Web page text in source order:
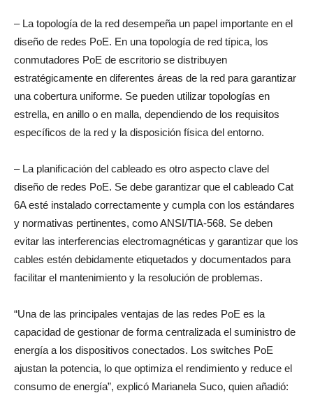
– La topología de la red desempeña un papel importante en el
diseño de redes PoE. En una topología de red típica, los
conmutadores PoE de escritorio se distribuyen
estratégicamente en diferentes áreas de la red para garantizar
una cobertura uniforme. Se pueden utilizar topologías en
estrella, en anillo o en malla, dependiendo de los requisitos
específicos de la red y la disposición física del entorno.
– La planificación del cableado es otro aspecto clave del
diseño de redes PoE. Se debe garantizar que el cableado Cat
6A esté instalado correctamente y cumpla con los estándares
y normativas pertinentes, como ANSI/TIA-568. Se deben
evitar las interferencias electromagnéticas y garantizar que los
cables estén debidamente etiquetados y documentados para
facilitar el mantenimiento y la resolución de problemas.
“Una de las principales ventajas de las redes PoE es la
capacidad de gestionar de forma centralizada el suministro de
energía a los dispositivos conectados. Los switches PoE
ajustan la potencia, lo que optimiza el rendimiento y reduce el
consumo de energía”, explicó Marianela Suco, quien añadió: